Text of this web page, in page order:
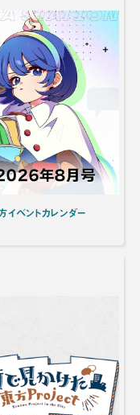
イベントカレンダー